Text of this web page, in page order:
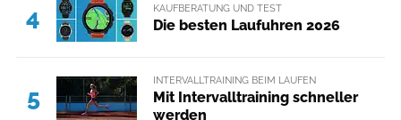
4 KAUFBERATUNG UND TEST
Die besten Laufuhren 2026
5
INTERVALLTRAINING BEIM LAUFEN
Mit Intervalltraining schneller
werden